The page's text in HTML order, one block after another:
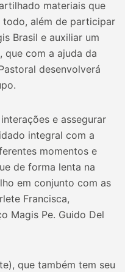
materiais que
todo, além de participar
Brasil e auxiliar um
que com a ajuda da
desenvolverá
e assegurar
integral com a
momentos e
de forma lenta na
em conjunto com as
Francisca,
Magis Pe. Guido Del
que também tem seu